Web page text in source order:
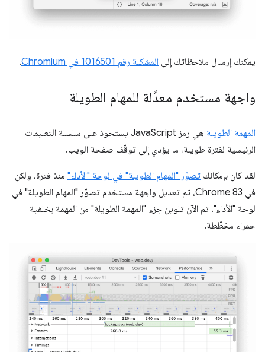
يمكنك إرسال ملاحظاتك إلى المشكلة رقم ‎1016501 في Chromium .
واجهة مستخدم معدَّلة للمهام الطويلة
المهمة الطويلة
هي رمز JavaScript يستحوذ على سلسلة التعليمات
الرئيسية لفترة طويلة، ما يؤدي إلى توقّف صفحة الويب.
لقد كان بإمكانك تصوّر "المهام الطويلة" في لوحة "الأداء" منذ فترة، ولكن
في Chrome 83، تم تعديل واجهة مستخدم تصوّر "المهام الطويلة" في
لوحة "الأداء". تم الآن تلوين جزء "المهمة الطويلة" من المهمة بخلفية
حمراء مخطّطة.